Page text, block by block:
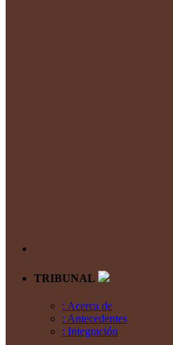
TRIBUNAL
: Acerca de
: Antecedentes
: Integración